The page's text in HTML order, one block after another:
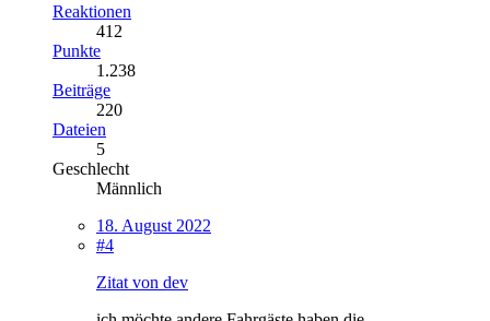
Reaktionen
412
Punkte
1.238
Beiträge
220
Dateien
5
Geschlecht
Männlich
18. August 2022
#4
Zitat von dev